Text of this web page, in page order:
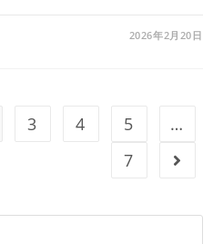
2026年2月20日
3 4 5
…
7